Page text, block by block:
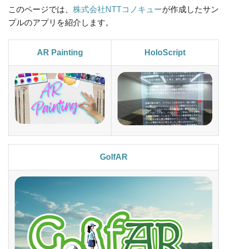
このページでは、 株式会社NTTコノキューが作成したサン
プルのアプリを紹介します。
AR Painting HoloScript
GolfAR